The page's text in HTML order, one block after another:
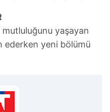
mutluluğunu yaşayan
ederken yeni bölümü